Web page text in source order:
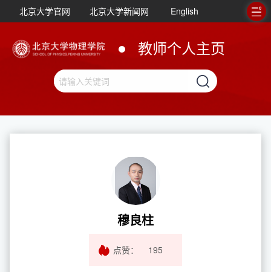
北京大学官网 北京大学新闻网 English
教师个人主页
穆良柱
点赞： 195